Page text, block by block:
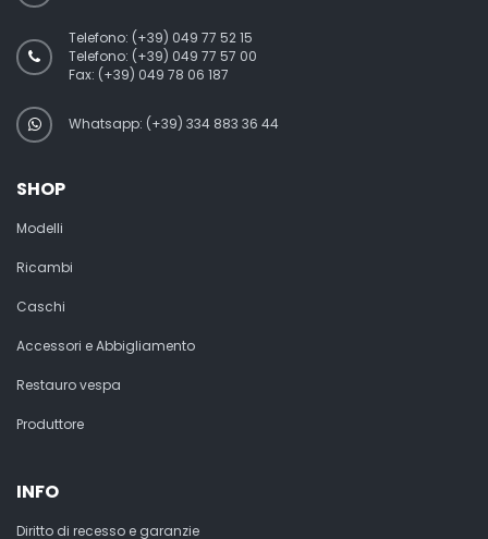
Telefono: (+39) 049 77 52 15
Telefono: (+39) 049 77 57 00
Fax: (+39) 049 78 06 187
Whatsapp: (+39) 334 883 36 44
SHOP
Modelli
Ricambi
Caschi
Accessori e Abbigliamento
Restauro vespa
Produttore
INFO
Diritto di recesso e garanzie